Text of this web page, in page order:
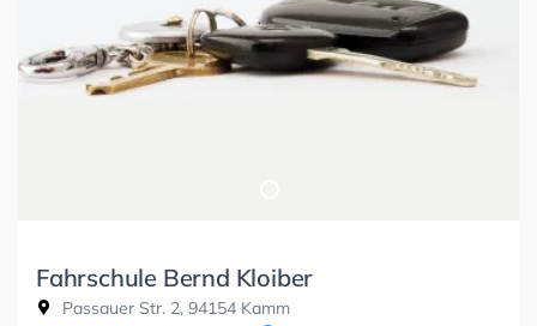
Fahrschule Bernd Kloiber
Passauer Str. 2, 94154 Kamm